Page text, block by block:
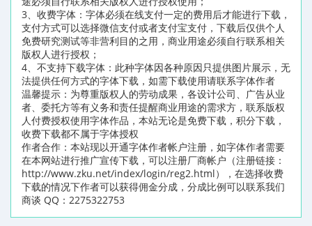
3、收费字体：字体必须在线支付一定的费用后才能进行下载，
支付方式可以选择微信支付或者支付宝支付，下载后仅供个人
免费研究测试等非营利目的之用，商业用途必须自行联系相关
版权人进行授权；
4、不支持下载字体：此种字体因各种原因只提供图片展示，无
法提供任何方式的字体下载，如需下载使用请联系字体作者
温馨提示：为尊重版权人的劳动成果，各设计公司、广告从业
者、委托方等有义务和责任提醒商业用途的需求方，联系版权
人付费授权使用字体作品，本站无论是免费下载，积分下载，
收费下载都不属于字体授权
作者合作：本站现以开通字体作者帐户注册，如字体作者需要
在本网站进行推广宣传下载，可以注册厂商帐户（注册链接：
http://www.zku.net/index/login/reg2.html），在选择收费
下载的情况下作者可以获得佣金分成，分成比例可以联系我们
商谈 QQ：2275322753